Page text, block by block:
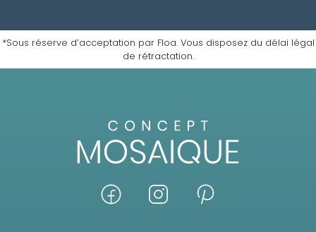
*Sous réserve d’acceptation par Floa. Vous disposez du délai légal
de rétractation.